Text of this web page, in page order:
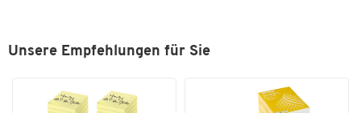
Unsere Empfehlungen für Sie